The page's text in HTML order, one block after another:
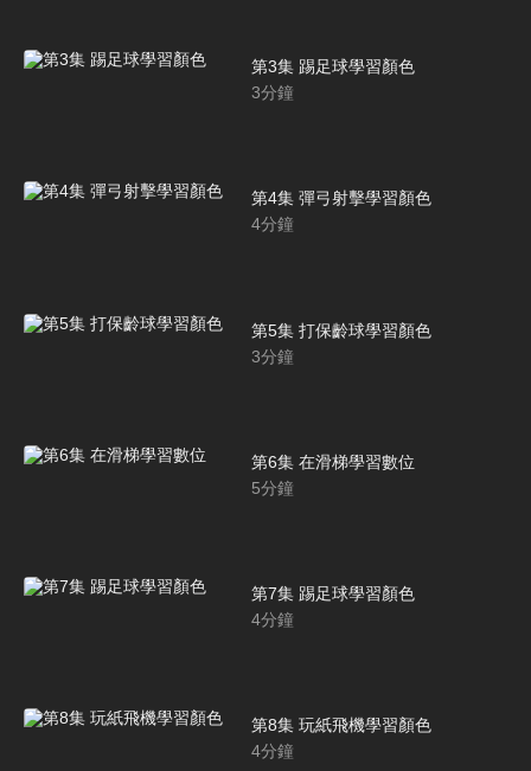
第3集 踢足球學習顏色
3分鐘
第4集 彈弓射擊學習顏色
4分鐘
第5集 打保齡球學習顏色
3分鐘
第6集 在滑梯學習數位
5分鐘
第7集 踢足球學習顏色
4分鐘
第8集 玩紙飛機學習顏色
4分鐘